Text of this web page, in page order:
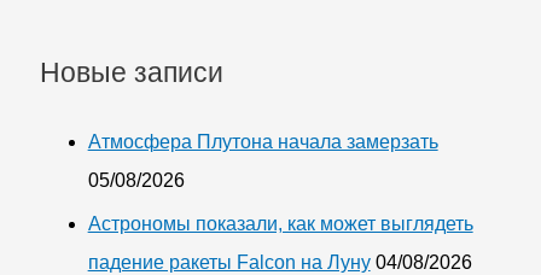
Новые записи
Атмосфера Плутона начала замерзать
05/08/2026
Астрономы показали, как может выглядеть
падение ракеты Falcon на Луну 04/08/2026